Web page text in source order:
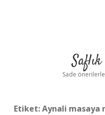
Sade
Etiket:Aynali masaya